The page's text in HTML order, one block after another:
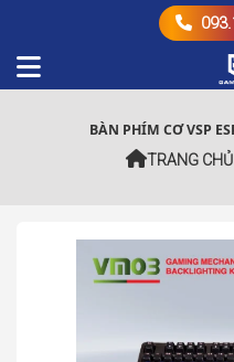
BÀN PHÍM CƠ VSP
TRANG CHỦ